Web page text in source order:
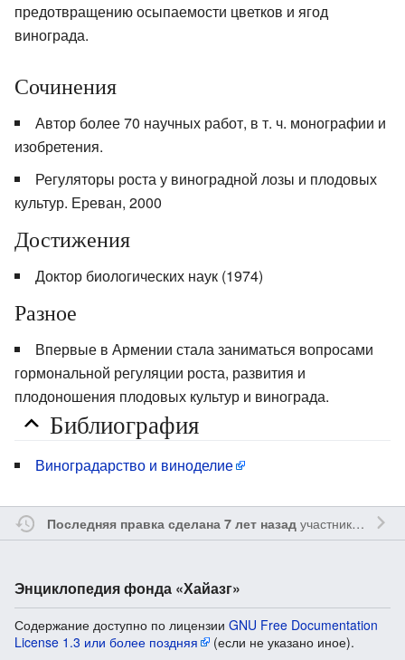
предотвращению осыпаемости цветков и ягод
винограда.
Сочинения
Автор более 70 научных работ, в т. ч. монографии и
изобретения.
Регуляторы роста у виноградной лозы и плодовых
культур. Ереван, 2000
Достижения
Доктор биологических наук (1974)
Разное
Впервые в Армении стала заниматься вопросами
гормональной регуляции роста, развития и
плодоношения плодовых культур и винограда.
Библиография
Виноградарство и виноделие
Последняя правка сделана 7 лет назадучастником
Энциклопедия фонда «Хайазг»
Содержание доступно по лицензии GNU Free Documentation
License 1.3 или более поздняя
(если не указано иное).